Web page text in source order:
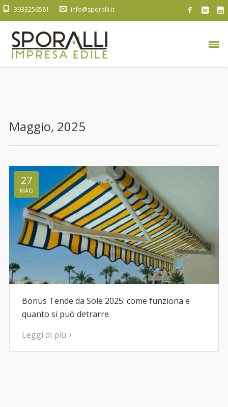
3933256581 info@sporalli.it
Maggio, 2025
27
MAG
Bonus Tende da Sole 2025: come funziona e
quanto si può detrarre
Leggi di più